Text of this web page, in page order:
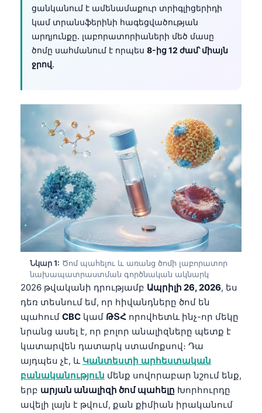
ցանկանում է ամենամաքուր տրիգլիցերիդի
կամ տրանսֆերինի հագեցվածության
արդյունքը․ լաբորատորիաների մեծ մասը
ծոմը սահմանում է որպես 8-ից 12 ժամ՝ միայն
ջրով.
Նկար 1: Ծոմ պահելու և առանց ծոմի լաբորատոր
նախապատրաստման գործնական ակնարկ
2026 թվականի դրությամբ Ապրիլի 26, 2026, ես
դեռ տեսնում եմ, որ հիվանդները ծոմ են
պահում CBC կամ ԹՏՀ որովհետև ինչ-որ մեկը
նրանց ասել է, որ բոլոր անալիզները պետք է
կատարվեն դատարկ ստամոքսով։ Դա
այդպես չէ, և Կանտեստի արհեստական
բանականություն մենք սովորաբար նշում ենք,
երբ արյան անալիզի ծոմ պահելը Խորհուրդը
ավելի լայն է թվում, քան քիմիան իրականում